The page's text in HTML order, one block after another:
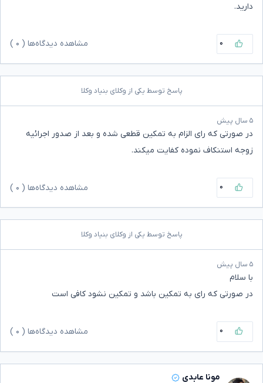
دارید.
۰ مشاهده دیدگاه‌ها ( ۰
پاسخ توسط یکی از وکلای بنیاد وکلا
۵ سال پیش
در صورتی که رای الزام به تمکین قطعی شده و بعد از صدور اجرائیه
زوجه استنکاف نموده کفایت میکند.
۰ مشاهده دیدگاه‌ها ( ۰
پاسخ توسط یکی از وکلای بنیاد وکلا
۵ سال پیش
با سلام
در صورتی که رای به تمکین باشد و تمکین نشود کافی است
۰ مشاهده دیدگاه‌ها ( ۰
مونا عابدی